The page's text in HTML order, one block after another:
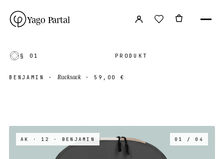
Yago Partal
§ 01 PRODUKT
BENJAMIN · Rucksack· 59,00 €
AK · 12 · BENJAMIN 01 / 04